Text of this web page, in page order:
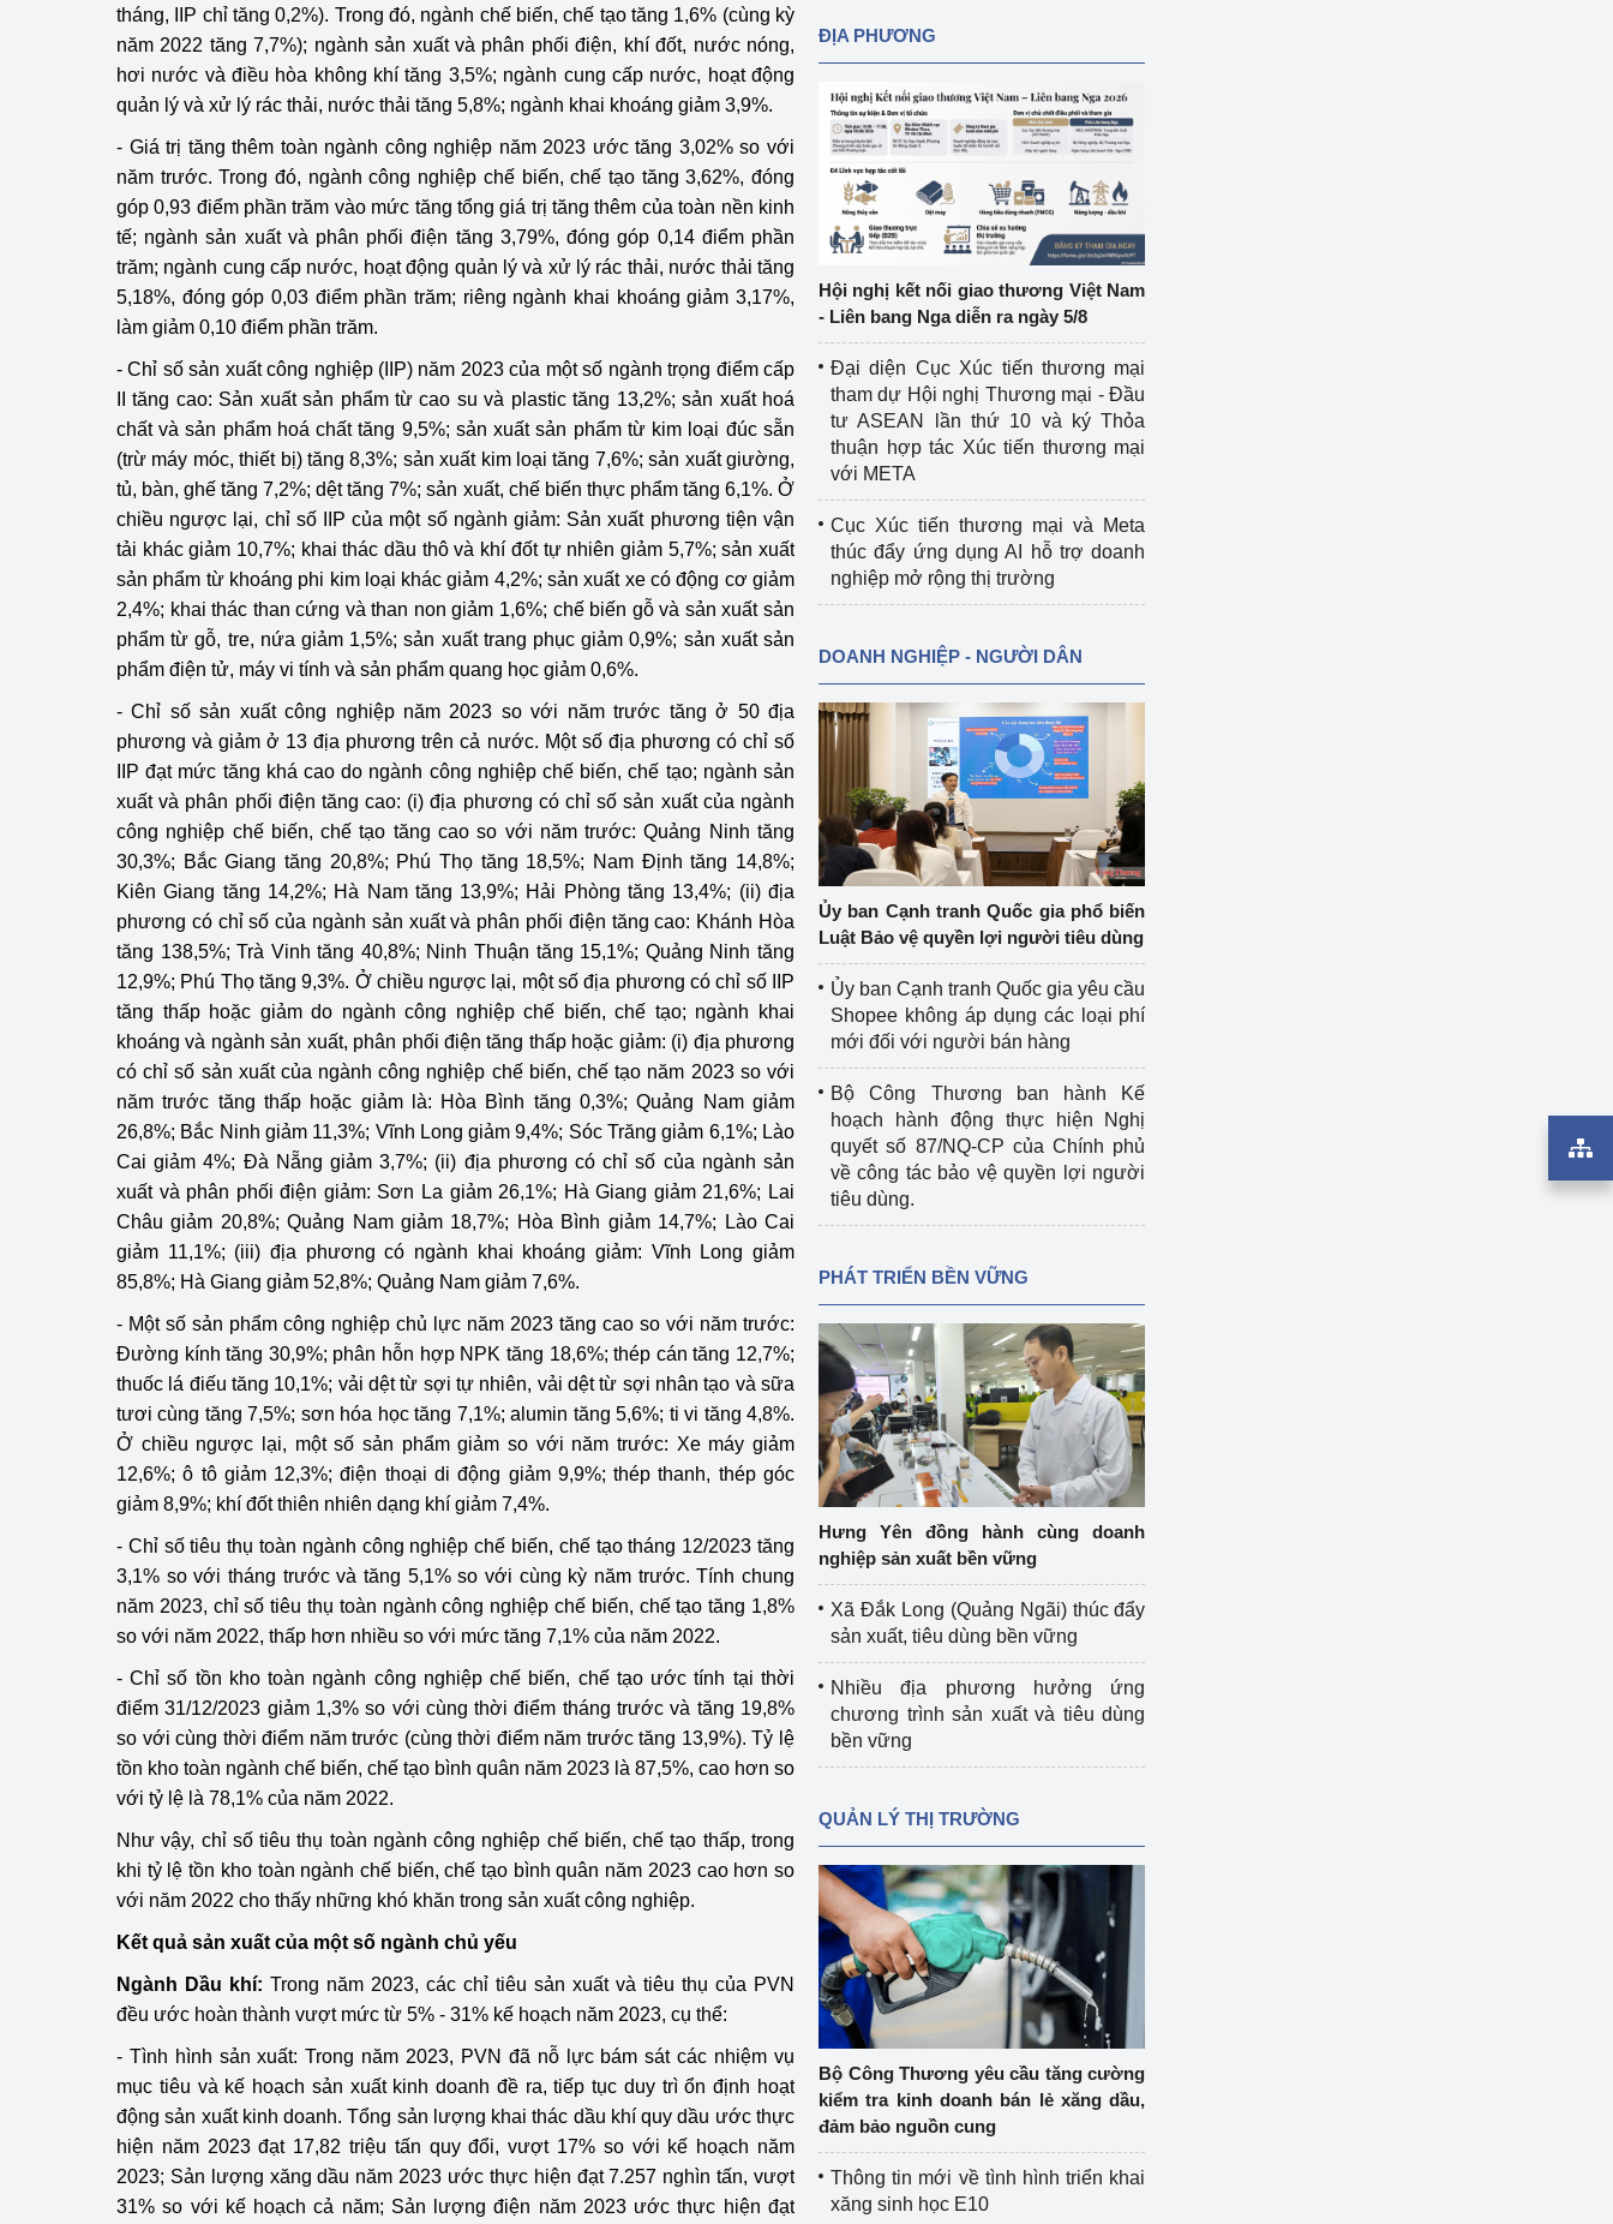
Thị trường châu Âu – châu Mỹ
Ngành Công Thương đưa nghị quyết
Đại hội XIV của Đảng vào cuộc sống
Chính sách
Sản xuất công nghiệp
Phát triển năng lượng
tháng, IIP chỉ tăng 0,2%). Trong đó, ngành chế biến, chế tạo tăng 1,6% (cùng kỳ
năm 2022 tăng 7,7%); ngành sản xuất và phân phối điện, khí đốt, nước nóng,
hơi nước và điều hòa không khí tăng 3,5%; ngành cung cấp nước, hoạt động
quản lý và xử lý rác thải, nước thải tăng 5,8%; ngành khai khoáng giảm 3,9%.
- Giá trị tăng thêm toàn ngành công nghiệp năm 2023 ước tăng 3,02% so với
năm trước. Trong đó, ngành công nghiệp chế biến, chế tạo tăng 3,62%, đóng
góp 0,93 điểm phần trăm vào mức tăng tổng giá trị tăng thêm của toàn nền kinh
tế; ngành sản xuất và phân phối điện tăng 3,79%, đóng góp 0,14 điểm phần
trăm; ngành cung cấp nước, hoạt động quản lý và xử lý rác thải, nước thải tăng
5,18%, đóng góp 0,03 điểm phần trăm; riêng ngành khai khoáng giảm 3,17%,
làm giảm 0,10 điểm phần trăm.
- Chỉ số sản xuất công nghiệp (IIP) năm 2023 của một số ngành trọng điểm cấp
II tăng cao: Sản xuất sản phẩm từ cao su và plastic tăng 13,2%; sản xuất hoá
chất và sản phẩm hoá chất tăng 9,5%; sản xuất sản phẩm từ kim loại đúc sẵn
(trừ máy móc, thiết bị) tăng 8,3%; sản xuất kim loại tăng 7,6%; sản xuất giường,
tủ, bàn, ghế tăng 7,2%; dệt tăng 7%; sản xuất, chế biến thực phẩm tăng 6,1%. Ở
chiều ngược lại, chỉ số IIP của một số ngành giảm: Sản xuất phương tiện vận
tải khác giảm 10,7%; khai thác dầu thô và khí đốt tự nhiên giảm 5,7%; sản xuất
sản phẩm từ khoáng phi kim loại khác giảm 4,2%; sản xuất xe có động cơ giảm
2,4%; khai thác than cứng và than non giảm 1,6%; chế biến gỗ và sản xuất sản
phẩm từ gỗ, tre, nứa giảm 1,5%; sản xuất trang phục giảm 0,9%; sản xuất sản
phẩm điện tử, máy vi tính và sản phẩm quang học giảm 0,6%.
- Chỉ số sản xuất công nghiệp năm 2023 so với năm trước tăng ở 50 địa
phương và giảm ở 13 địa phương trên cả nước. Một số địa phương có chỉ số
IIP đạt mức tăng khá cao do ngành công nghiệp chế biến, chế tạo; ngành sản
xuất và phân phối điện tăng cao: (i) địa phương có chỉ số sản xuất của ngành
công nghiệp chế biến, chế tạo tăng cao so với năm trước: Quảng Ninh tăng
30,3%; Bắc Giang tăng 20,8%; Phú Thọ tăng 18,5%; Nam Định tăng 14,8%;
Kiên Giang tăng 14,2%; Hà Nam tăng 13,9%; Hải Phòng tăng 13,4%; (ii) địa
phương có chỉ số của ngành sản xuất và phân phối điện tăng cao: Khánh Hòa
tăng 138,5%; Trà Vinh tăng 40,8%; Ninh Thuận tăng 15,1%; Quảng Ninh tăng
12,9%; Phú Thọ tăng 9,3%. Ở chiều ngược lại, một số địa phương có chỉ số IIP
tăng thấp hoặc giảm do ngành công nghiệp chế biến, chế tạo; ngành khai
khoáng và ngành sản xuất, phân phối điện tăng thấp hoặc giảm: (i) địa phương
có chỉ số sản xuất của ngành công nghiệp chế biến, chế tạo năm 2023 so với
năm trước tăng thấp hoặc giảm là: Hòa Bình tăng 0,3%; Quảng Nam giảm
26,8%; Bắc Ninh giảm 11,3%; Vĩnh Long giảm 9,4%; Sóc Trăng giảm 6,1%; Lào
Cai giảm 4%; Đà Nẵng giảm 3,7%; (ii) địa phương có chỉ số của ngành sản
xuất và phân phối điện giảm: Sơn La giảm 26,1%; Hà Giang giảm 21,6%; Lai
Châu giảm 20,8%; Quảng Nam giảm 18,7%; Hòa Bình giảm 14,7%; Lào Cai
giảm 11,1%; (iii) địa phương có ngành khai khoáng giảm: Vĩnh Long giảm
85,8%; Hà Giang giảm 52,8%; Quảng Nam giảm 7,6%.
- Một số sản phẩm công nghiệp chủ lực năm 2023 tăng cao so với năm trước:
Đường kính tăng 30,9%; phân hỗn hợp NPK tăng 18,6%; thép cán tăng 12,7%;
thuốc lá điếu tăng 10,1%; vải dệt từ sợi tự nhiên, vải dệt từ sợi nhân tạo và sữa
tươi cùng tăng 7,5%; sơn hóa học tăng 7,1%; alumin tăng 5,6%; ti vi tăng 4,8%.
Ở chiều ngược lại, một số sản phẩm giảm so với năm trước: Xe máy giảm
12,6%; ô tô giảm 12,3%; điện thoại di động giảm 9,9%; thép thanh, thép góc
giảm 8,9%; khí đốt thiên nhiên dạng khí giảm 7,4%.
- Chỉ số tiêu thụ toàn ngành công nghiệp chế biến, chế tạo tháng 12/2023 tăng
3,1% so với tháng trước và tăng 5,1% so với cùng kỳ năm trước. Tính chung
năm 2023, chỉ số tiêu thụ toàn ngành công nghiệp chế biến, chế tạo tăng 1,8%
so với năm 2022, thấp hơn nhiều so với mức tăng 7,1% của năm 2022.
- Chỉ số tồn kho toàn ngành công nghiệp chế biến, chế tạo ước tính tại thời
điểm 31/12/2023 giảm 1,3% so với cùng thời điểm tháng trước và tăng 19,8%
so với cùng thời điểm năm trước (cùng thời điểm năm trước tăng 13,9%). Tỷ lệ
tồn kho toàn ngành chế biến, chế tạo bình quân năm 2023 là 87,5%, cao hơn so
với tỷ lệ là 78,1% của năm 2022.
Như vậy, chỉ số tiêu thụ toàn ngành công nghiệp chế biến, chế tạo thấp, trong
khi tỷ lệ tồn kho toàn ngành chế biến, chế tạo bình quân năm 2023 cao hơn so
với năm 2022 cho thấy những khó khăn trong sản xuất công nghiệp.
Kết quả sản xuất của một số ngành chủ yếu
Ngành Dầu khí: Trong năm 2023, các chỉ tiêu sản xuất và tiêu thụ của PVN
đều ước hoàn thành vượt mức từ 5% - 31% kế hoạch năm 2023, cụ thể:
- Tình hình sản xuất: Trong năm 2023, PVN đã nỗ lực bám sát các nhiệm vụ
mục tiêu và kế hoạch sản xuất kinh doanh đề ra, tiếp tục duy trì ổn định hoạt
động sản xuất kinh doanh. Tổng sản lượng khai thác dầu khí quy dầu ước thực
hiện năm 2023 đạt 17,82 triệu tấn quy đổi, vượt 17% so với kế hoạch năm
2023; Sản lượng xăng dầu năm 2023 ước thực hiện đạt 7.257 nghìn tấn, vượt
31% so với kế hoạch cả năm; Sản lượng điện năm 2023 ước thực hiện đạt
ĐỊA PHƯƠNG
Hội nghị kết nối giao thương Việt Nam
- Liên bang Nga diễn ra ngày 5/8
Đại diện Cục Xúc tiến thương mại
tham dự Hội nghị Thương mại - Đầu
tư ASEAN lần thứ 10 và ký Thỏa
thuận hợp tác Xúc tiến thương mại
với META
Cục Xúc tiến thương mại và Meta
thúc đẩy ứng dụng AI hỗ trợ doanh
nghiệp mở rộng thị trường
DOANH NGHIỆP - NGƯỜI DÂN
Ủy ban Cạnh tranh Quốc gia phổ biến
Luật Bảo vệ quyền lợi người tiêu dùng
Ủy ban Cạnh tranh Quốc gia yêu cầu
Shopee không áp dụng các loại phí
mới đối với người bán hàng
Bộ Công Thương ban hành Kế
hoạch hành động thực hiện Nghị
quyết số 87/NQ-CP của Chính phủ
về công tác bảo vệ quyền lợi người
tiêu dùng.
PHÁT TRIỂN BỀN VỮNG
Hưng Yên đồng hành cùng doanh
nghiệp sản xuất bền vững
Xã Đắk Long (Quảng Ngãi) thúc đẩy
sản xuất, tiêu dùng bền vững
Nhiều địa phương hưởng ứng
chương trình sản xuất và tiêu dùng
bền vững
QUẢN LÝ THỊ TRƯỜNG
Bộ Công Thương yêu cầu tăng cường
kiểm tra kinh doanh bán lẻ xăng dầu,
đảm bảo nguồn cung
Thông tin mới về tình hình triển khai
xăng sinh học E10